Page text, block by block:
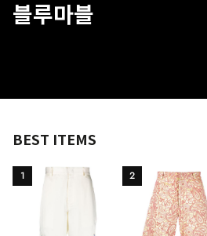
블루마블
BEST ITEMS
1 2